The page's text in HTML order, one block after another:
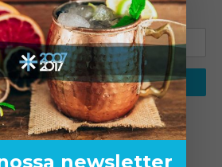
newsletter